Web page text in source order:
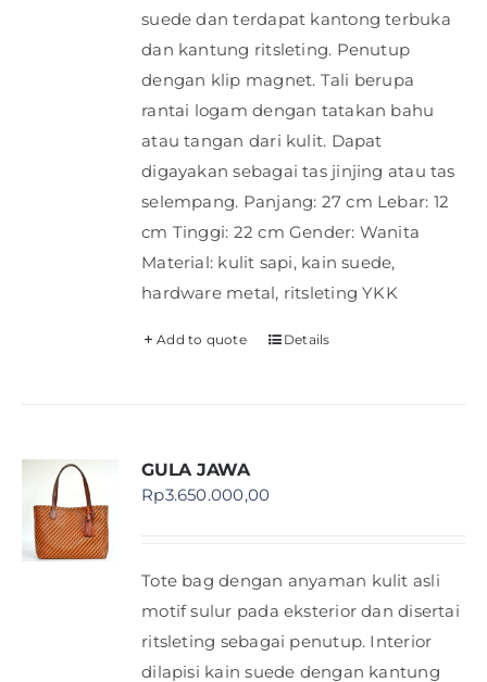
suede dan terdapat kantong terbuka
dan kantung ritsleting. Penutup
dengan klip magnet. Tali berupa
rantai logam dengan tatakan bahu
atau tangan dari kulit. Dapat
digayakan sebagai tas jinjing atau tas
selempang. Panjang: 27 cm Lebar: 12
cm Tinggi: 22 cm Gender: Wanita
Material: kulit sapi, kain suede,
hardware metal, ritsleting YKK
Add to quote Details
GULA JAWA
Rp3.650.000,00
Tote bag dengan anyaman kulit asli
motif sulur pada eksterior dan disertai
ritsleting sebagai penutup. Interior
dilapisi kain suede dengan kantung